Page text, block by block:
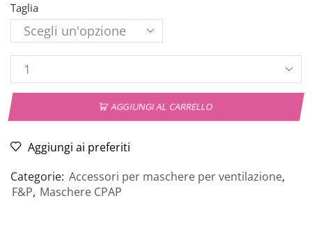
Taglia
AGGIUNGI AL CARRELLO
Aggiungi ai preferiti
Categorie: Accessori per maschere per ventilazione,
F&P, Maschere CPAP